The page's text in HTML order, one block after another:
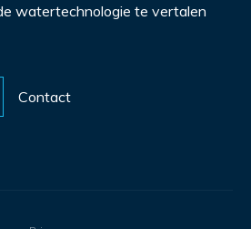
watertechnologie te vertalen
Contact